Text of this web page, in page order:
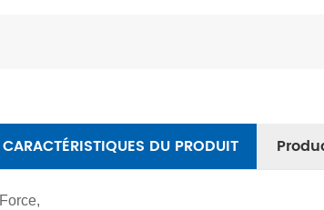
CARACTÉRISTIQUES DU PRODUIT
Force,